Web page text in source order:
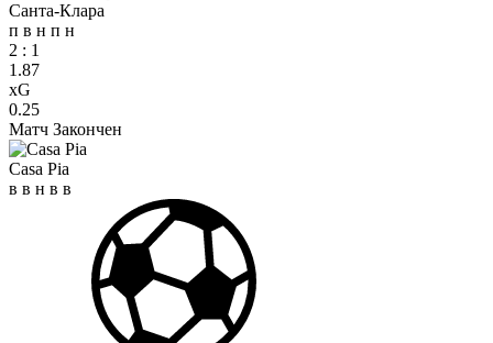
Санта-Клара
п в н п н
2 : 1
1.87
xG
0.25
Матч Закончен
Casa Pia
в в н в в